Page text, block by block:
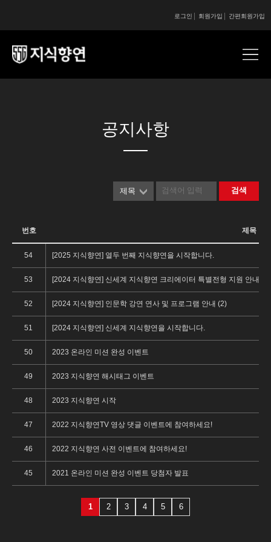
간편회원가입
회원가입
로그인
공지사항
제목 검색
번호 제목
54 [2025 지식향연] 열두 번째 지식향연을 시작합니다.
53 [2024 지식향연] 신세계 지식향연 크리에이터 특별전형 지원 안내 (1)
52 [2024 지식향연] 인문학 강연 연사 및 프로그램 안내 (2)
51 [2024 지식향연] 신세계 지식향연을 시작합니다.
50 2023 온라인 미션 완성 이벤트
49 2023 지식향연 해시태그 이벤트
48 2023 지식향연 시작
47 2022 지식향연TV 영상 댓글 이벤트에 참여하세요!
46 2022 지식향연 사전 이벤트에 참여하세요!
45 2021 온라인 미션 완성 이벤트 당첨자 발표
1 2 3 4 5 6